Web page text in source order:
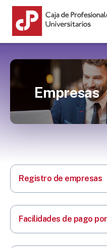
Empresas
Registro de empresas
Facilidades de pago